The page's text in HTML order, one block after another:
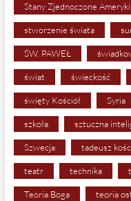
Stany Zjednoczone Ameryki
stworzenie świata
ŚW. PAWEŁ
świat świeckość
święty Kościół Syria
szkoła sztuczna
Szwecja tadeusz
teatr technika
Teoria Boga teoria